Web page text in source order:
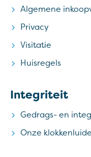
Algemene
Privacy
Visitatie
Huisregels
Integriteit
Gedrags- en
Onze